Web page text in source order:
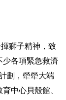
獅子精神，致
少各項緊急救濟
劃，犖犖大端
中心貝殼館、